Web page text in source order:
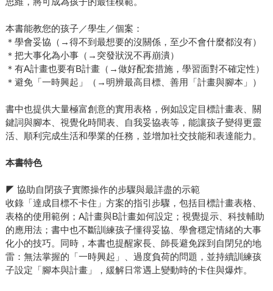
本書能教您的孩子／學生／個案：
＊學會妥協（→得不到最想要的沒關係，至少不會什麼都沒有）
＊把大事化為小事（→突發狀況不再崩潰）
＊有A計畫也要有B計畫（→做好配套措施，學習面對不確定性）
＊避免「一時興起」（→明辨最高目標、善用「計畫與腳本」）
書中也提供大量極富創意的實用表格，例如設定目標計畫表、關
鍵詞與腳本、視覺化時間表、自我妥協表等，能讓孩子變得更靈
活、順利完成生活和學業的任務，並增加社交技能和表達能力。
本書特色
◤ 協助自閉孩子實際操作的步驟與最詳盡的示範
收錄「達成目標不卡住」方案的指引步驟，包括目標計畫表格、
表格的使用範例；A計畫與B計畫如何設定；視覺提示、科技輔助
的應用法；書中也不斷訓練孩子懂得妥協、學會穩定情緒的大事
化小的技巧。同時，本書也提醒家長、師長避免踩到自閉兒的地
雷：無法掌握的「一時興起」、過度負荷的問題，並持續訓練孩
子設定「腳本與計畫」，緩解日常遇上變動時的卡住與爆炸。